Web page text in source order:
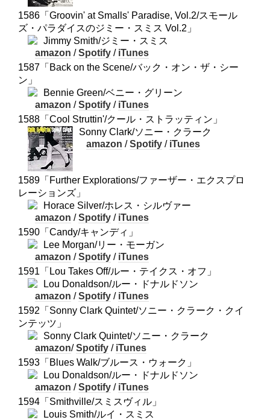
1586「Groovin' at Smalls' Paradise, Vol.2/スモール
ズ・パラダイスのジミー・スミス Vol.2」
Jimmy Smith/ジミー・スミス
amazon /Spotify / iTunes
1587「Back on the Scene/バック・オン・ザ・シー
ン」
Bennie Green/ベニー・グリーン
amazon /Spotify / iTunes
1588「Cool Struttin'/クール・ストラッティン」
Sonny Clark/ソニー・クラーク
amazon /Spotify / iTunes
1589「Further Explorations/ファーザー・エクスプロ
レーションズ」
Horace Silver/ホレス・シルヴァー
amazon /Spotify / iTunes
1590「Candy/キャンディ」
Lee Morgan/リー・モーガン
amazon /Spotify / iTunes
1591「Lou Takes Off/ルー・テイクス・オフ」
Lou Donaldson/ルー・ドナルドソン
amazon /Spotify / iTunes
1592「Sonny Clark Quintet/ソニー・クラーク・クイ
ンテッツ」
Sonny Clark Quintet/ソニー・クラーク
amazon/Spotify / iTunes
1593「Blues Walk/ブルース・ウォーク」
Lou Donaldson/ルー・ドナルドソン
amazon /Spotify / iTunes
1594「Smithville/スミスヴィル」
Louis Smith/ルイ・スミス